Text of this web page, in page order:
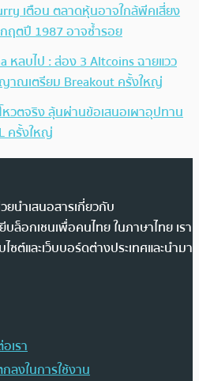
เตือน ตลาดหุ้นอาจใกล้พีคเสี่ยง
ฤตปี 1987 อาจซ้ำรอย
หลบไป : ส่อง 3 Altcoins ฉายแวว
าณเตรียม Breakout ครั้งใหญ่
หวตจริง ลุ้นผ่านข้อเสนอเผาอุปทาน
ครั้งใหญ่
นำเสนอสารเกี่ยวกับ
ล็อกเชนเพื่อคนไทย ในภาษาไทย เรา
ต์และเว็บบอร์ดต่างประเทศและนำมา
เรา
ลงในการใช้งาน